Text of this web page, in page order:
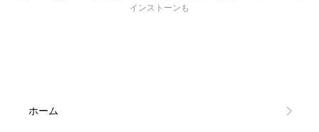
インストーンも
ホーム